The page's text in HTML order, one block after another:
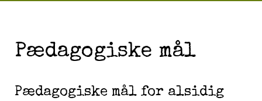
Pædagogiske mål
Pædagogiske mål for alsidig